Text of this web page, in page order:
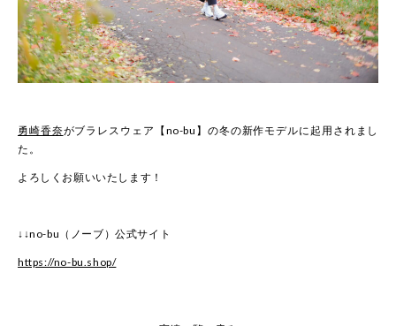
勇崎香奈がブラレスウェア【no-bu】の冬の新作モデルに起用されまし
た。
よろしくお願いいたします！
↓↓no-bu（ノーブ）公式サイト
https://no-bu.shop/